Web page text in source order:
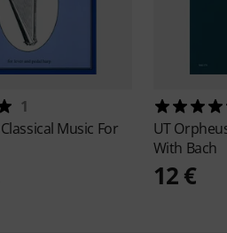
1
Classical Music For
UT
With Bach
12 €